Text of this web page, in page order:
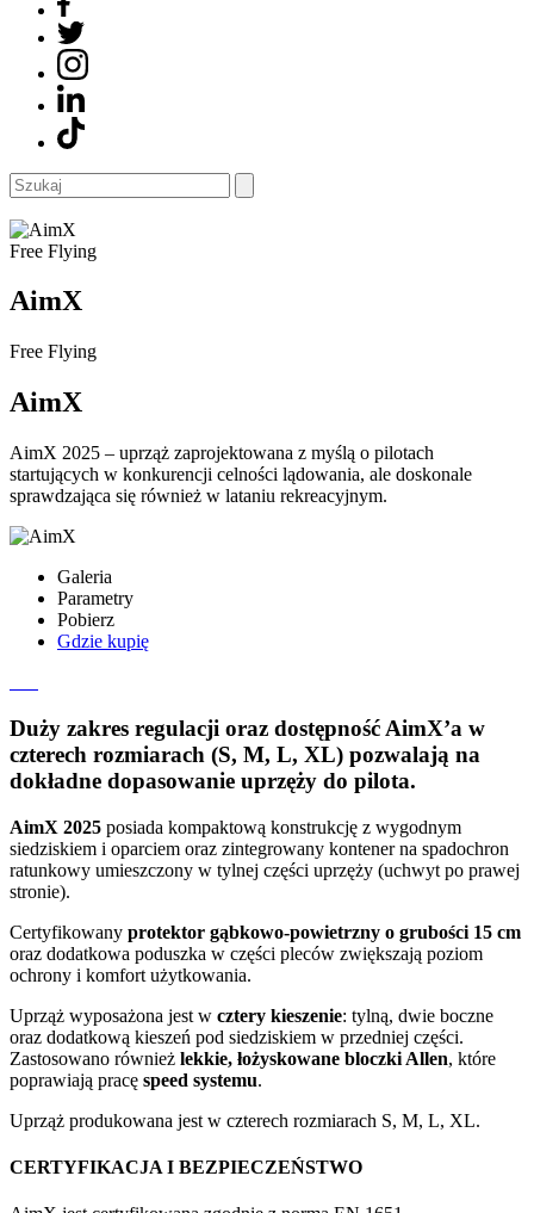
Free Flying
AimX
Free Flying
AimX
AimX 2025 – uprząż zaprojektowana z myślą o pilotach
startujących w konkurencji celności lądowania, ale doskonale
sprawdzająca się również w lataniu rekreacyjnym.
Galeria
Parametry
Pobierz
Gdzie kupię
Duży zakres regulacji oraz dostępność AimX’a w
czterech rozmiarach (S, M, L, XL) pozwalają na
dokładne dopasowanie uprzęży do pilota.
AimX 2025 posiada kompaktową konstrukcję z wygodnym
siedziskiem i oparciem oraz zintegrowany kontener na spadochron
ratunkowy umieszczony w tylnej części uprzęży (uchwyt po prawej
stronie).
Certyfikowany protektor gąbkowo-powietrzny o grubości 15 cm
oraz dodatkowa poduszka w części pleców zwiększają poziom
ochrony i komfort użytkowania.
Uprząż wyposażona jest w cztery kieszenie: tylną, dwie boczne
oraz dodatkową kieszeń pod siedziskiem w przedniej części.
Zastosowano również lekkie, łożyskowane bloczki Allen, które
poprawiają pracę speed systemu.
Uprząż produkowana jest w czterech rozmiarach S, M, L, XL.
CERTYFIKACJA I BEZPIECZEŃSTWO